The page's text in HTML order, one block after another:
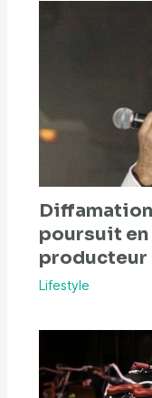
poursuit
Lifestyle